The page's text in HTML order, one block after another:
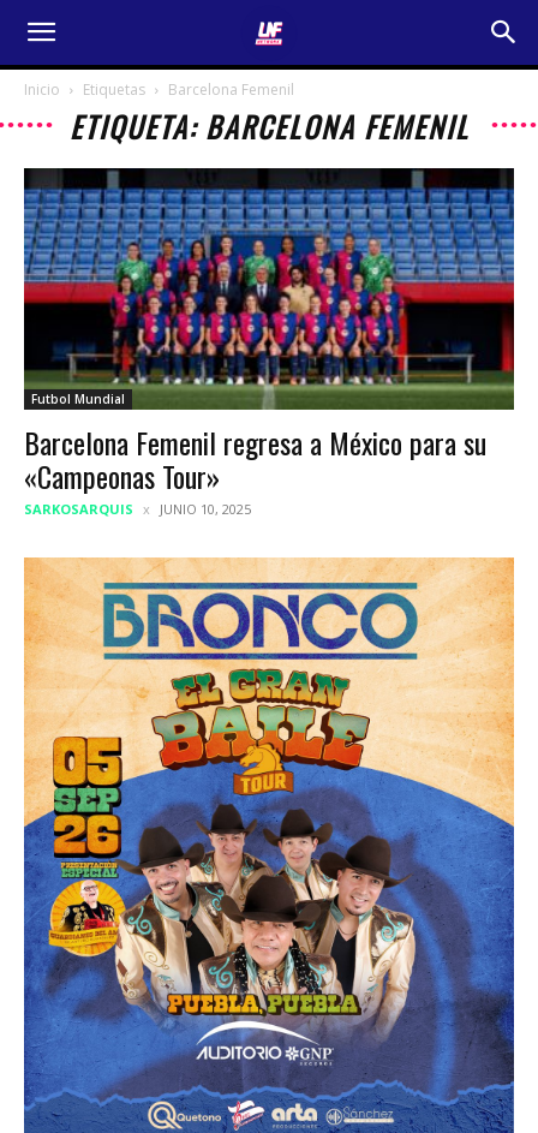
Inicio Etiquetas Barcelona Femenil
ETIQUETA: BARCELONA FEMENIL
Futbol Mundial
Barcelona Femenil regresa a México para su
«Campeonas Tour»
SARKOSARQUIS JUNIO 10, 2025